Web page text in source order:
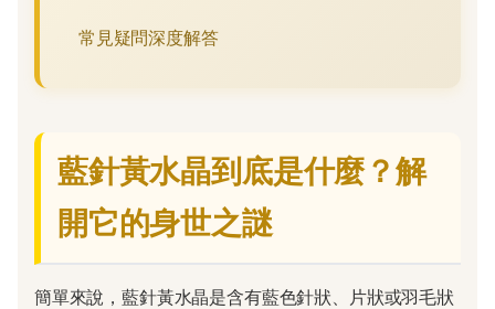
常見疑問深度解答
藍針黃水晶到底是什麼？解
開它的身世之謎
簡單來說，藍針黃水晶是含有藍色針狀、片狀或羽毛狀